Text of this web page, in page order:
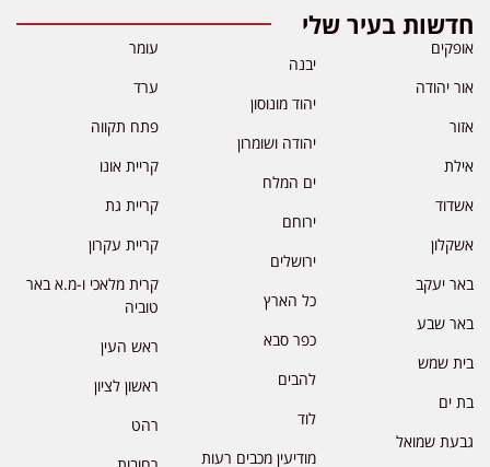
חדשות בעיר שלי
אופקים
אור יהודה
אזור
אילת
אשדוד
אשקלון
באר יעקב
באר שבע
בית שמש
בת ים
גבעת שמואל
יבנה
יהוד מונוסון
יהודה ושומרון
ים המלח
ירוחם
ירושלים
כל הארץ
כפר סבא
להבים
לוד
מודיעין מכבים רעות
עומר
ערד
פתח תקווה
קריית אונו
קריית גת
קריית עקרון
קרית מלאכי ו-מ.א באר
טוביה
ראש העין
ראשון לציון
רהט